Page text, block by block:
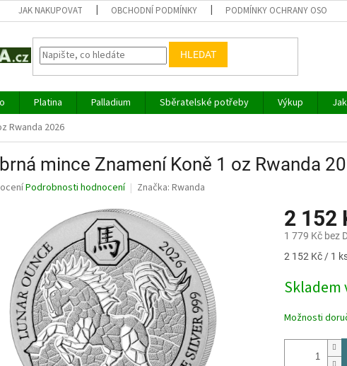
JAK NAKUPOVAT OBCHODNÍ PODMÍNKY PODMÍNKY OCHRANY
HLEDAT
Platina Palladium Sběratelské potřeby Výkup
Rwanda 2026
mince Znamení Koně 1 oz Rwanda
Podrobnosti hodnocení Značka: Rwanda
2 152
1 779 Kč bez
Měrná
2 152 Kč / 1
Skladem
Možnosti